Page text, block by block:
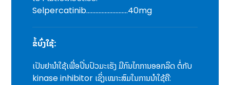
Selpercatinib………………………40mg
ຂໍ້ບົ່ງໃຊ້:
ເປັນຢານໍາໃຊ້ເພື່ອປິ່ນປົວມະເຮັງ ມີກົນໄກການອອກລິດ ຕໍ່ກັບ
kinase inhibitor ເຊິ່ງເໝາະສົມໃນການນໍາໃຊ້ຄື: